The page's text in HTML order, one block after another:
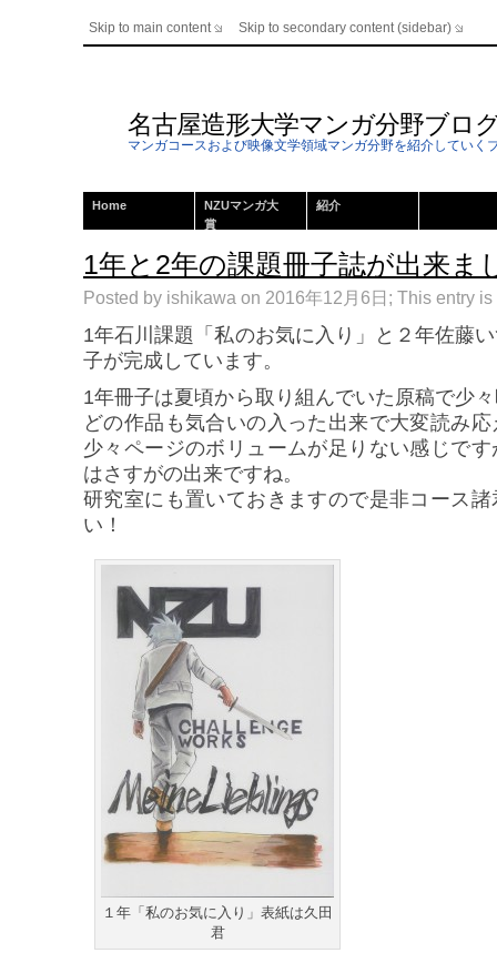
Skip to main content Skip to secondary content (sidebar)
名古屋造形大学マンガ分野ブロ
マンガコースおよび映像文学領域マンガ分野を紹介していく
Home
NZUマンガ大
賞
紹介
1年と2年の課題冊子誌が出来ま
Posted by ishikawa on 2016年12月6日; This entry
1年石川課題「私のお気に入り」と２年佐藤
子が完成しています。
1年冊子は夏頃から取り組んでいた原稿で少
どの作品も気合いの入った出来で大変読み
少々ページのボリュームが足りない感じで
はさすがの出来ですね。
研究室にも置いておきますので是非コース
い！
１年「私のお気に入り」表紙は久田
君